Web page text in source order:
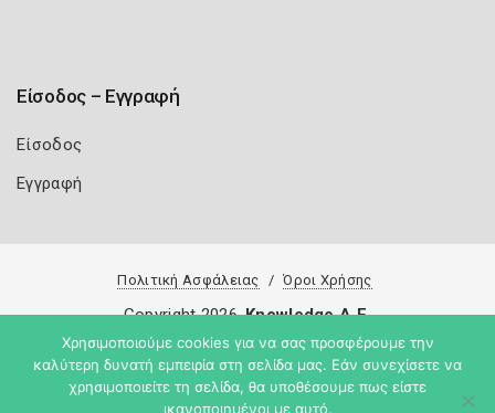
Είσοδος – Εγγραφή
Είσοδος
Εγγραφή
Πολιτική Ασφάλειας Όροι Χρήσης
Copyright 2026 Knowledge A.E.
Χρησιμοποιούμε cookies για να σας προσφέρουμε την
καλύτερη δυνατή εμπειρία στη σελίδα μας. Εάν συνεχίσετε να
χρησιμοποιείτε τη σελίδα, θα υποθέσουμε πως είστε
ικανοποιημένοι με αυτό.